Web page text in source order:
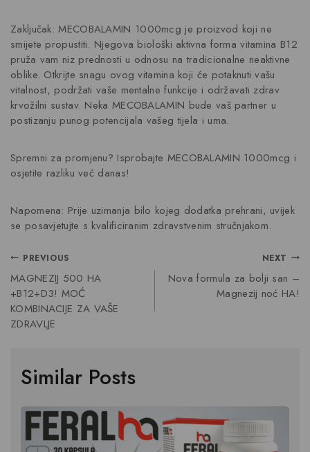
Zaključak: MECOBALAMIN 1000mcg je proizvod koji ne
smijete propustiti. Njegova biološki aktivna forma vitamina B12
pruža vam niz prednosti u odnosu na tradicionalne neaktivne
oblike. Otkrijte snagu ovog vitamina koji će potaknuti vašu
vitalnost, podržati vaše mentalne funkcije i održavati zdrav
krvožilni sustav. Neka MECOBALAMIN bude vaš partner u
postizanju punog potencijala vašeg tijela i uma.
Spremni za promjenu? Isprobajte MECOBALAMIN 1000mcg i
osjetite razliku već danas!
Napomena: Prije uzimanja bilo kojeg dodatka prehrani, uvijek
se posavjetujte s kvalificiranim zdravstvenim stručnjakom.
PREVIOUS
MAGNEZIJ 500 HA
+B12+D3! MOĆ
KOMBINACIJE ZA VAŠE
ZDRAVLJE
NEXT
Nova formula za bolji san –
Magnezij noć HA!
Similar Posts